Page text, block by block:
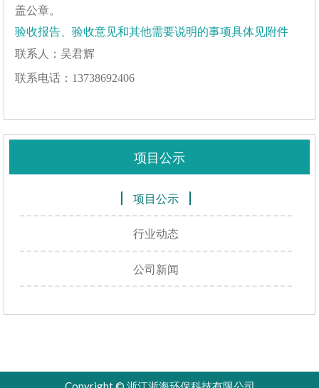
盖公章。
验收报告
验收意见和其他需要说明的事项具体见附件
联系人： 吴君辉
联系电话： 13738692406
项目公示
项目公示
行业动态
公司新闻